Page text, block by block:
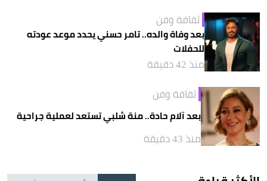
ثقافة وفن
بعد وفاة والده.. تامر حسني يحدد موعد عودته
للحفلات
منذ 42 دقيقة
ثقافة وفن
بعد آلام حادة.. منة شلبي تستعد لعملية جراحية
منذ 43 دقيقة